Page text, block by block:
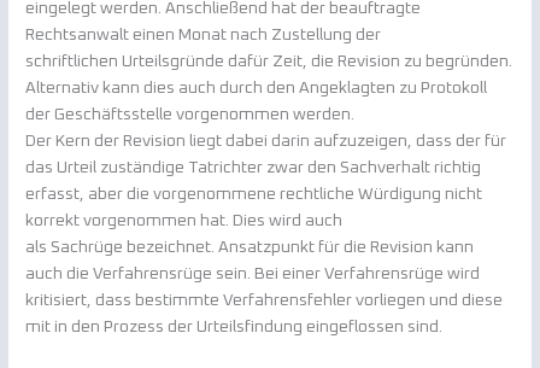
eingelegt werden. Anschließend hat der beauftragte
Rechtsanwalt einen Monat nach Zustellung der
schriftlichen Urteilsgründe dafür Zeit, die Revision zu begründen.
Alternativ kann dies auch durch den Angeklagten zu Protokoll
der Geschäftsstelle vorgenommen werden.
Der Kern der Revision liegt dabei darin aufzuzeigen, dass der für
das Urteil zuständige Tatrichter zwar den Sachverhalt richtig
erfasst, aber die vorgenommene rechtliche Würdigung nicht
korrekt vorgenommen hat. Dies wird auch
als Sachrüge bezeichnet. Ansatzpunkt für die Revision kann
auch die Verfahrensrüge sein. Bei einer Verfahrensrüge wird
kritisiert, dass bestimmte Verfahrensfehler vorliegen und diese
mit in den Prozess der Urteilsfindung eingeflossen sind.